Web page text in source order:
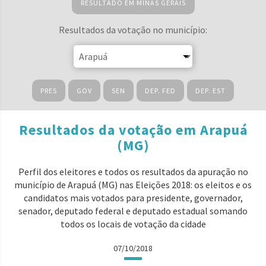
RESULTADO EM MINAS GERAIS
Resultados da votação no município:
PRES GOV SEN DEP. FED DEP. EST
Resultados da votação em Arapuá
(MG)
Perfil dos eleitores e todos os resultados da apuração no
município de Arapuá (MG) nas Eleições 2018: os eleitos e os
candidatos mais votados para presidente, governador,
senador, deputado federal e deputado estadual somando
todos os locais de votação da cidade
07/10/2018